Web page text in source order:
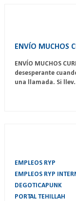
ENVÍO MUCHOS
ENVÍO MUCHOS
desesperante
una llamada. Si
EMPLEOS RYP
EMPLEOS RYP
DEGOTICAPUNK
PORTAL TEHILLAH